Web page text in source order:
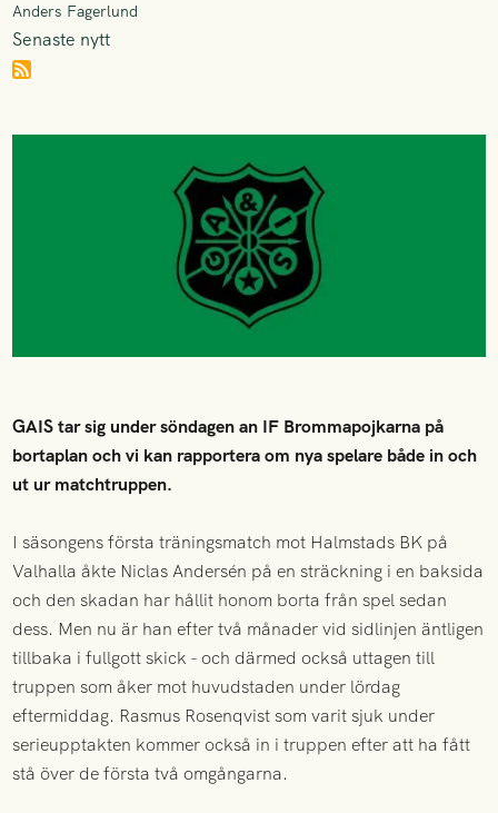
Anders Fagerlund
Senaste nytt
GAIS tar sig under söndagen an IF Brommapojkarna på
bortaplan och vi kan rapportera om nya spelare både in och
ut ur matchtruppen.
I säsongens första träningsmatch mot Halmstads BK på
Valhalla åkte Niclas Andersén på en sträckning i en baksida
och den skadan har hållit honom borta från spel sedan
dess. Men nu är han efter två månader vid sidlinjen äntligen
tillbaka i fullgott skick - och därmed också uttagen till
truppen som åker mot huvudstaden under lördag
eftermiddag. Rasmus Rosenqvist som varit sjuk under
serieupptakten kommer också in i truppen efter att ha fått
stå över de första två omgångarna.